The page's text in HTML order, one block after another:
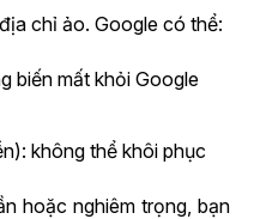
chỉ ảo. Google có thể:
biến mất khỏi Google
không thể khôi phục
hoặc nghiêm trọng, bạn